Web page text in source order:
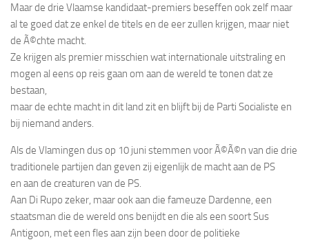
Maar de drie Vlaamse kandidaat-premiers beseffen ook zelf maar
al te goed dat ze enkel de titels en de eer zullen krijgen, maar niet
de Ã©chte macht.
Ze krijgen als premier misschien wat internationale uitstraling en
mogen al eens op reis gaan om aan de wereld te tonen dat ze
bestaan,
maar de echte macht in dit land zit en blijft bij de Parti Socialiste en
bij niemand anders.
Als de Vlamingen dus op 10 juni stemmen voor Ã©Ã©n van die drie
traditionele partijen dan geven zij eigenlijk de macht aan de PS
en aan de creaturen van de PS.
Aan Di Rupo zeker, maar ook aan die fameuze Dardenne, een
staatsman die de wereld ons benijdt en die als een soort Sus
Antigoon, met een fles aan zijn been door de politieke